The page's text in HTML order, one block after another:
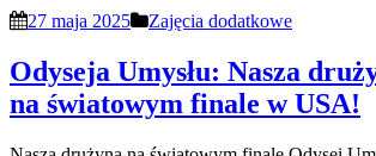
27 maja 2025 Zajęcia dodatkowe
Odyseja Umysłu: Nasza
na światowym finale w USA!